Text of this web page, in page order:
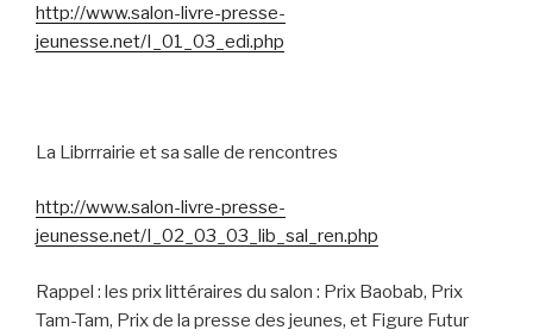
http://www.salon-livre-presse-
jeunesse.net/I_01_03_edi.php
La Librrrairie et sa salle de rencontres
http://www.salon-livre-presse-
jeunesse.net/I_02_03_03_lib_sal_ren.php
Rappel : les prix littéraires du salon : Prix Baobab, Prix
Tam-Tam, Prix de la presse des jeunes, et Figure Futur